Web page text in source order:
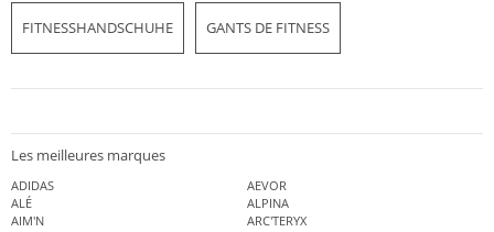
FITNESSHANDSCHUHE GANTS DE FITNESS
Les meilleures marques
ADIDAS
AEVOR
ALÉ
ALPINA
AIM'N
ARC'TERYX